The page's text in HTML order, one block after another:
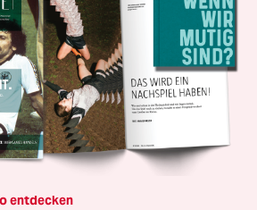
entdecken